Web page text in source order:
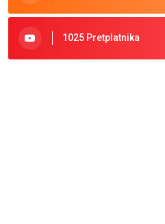
1025 Pretplatnika